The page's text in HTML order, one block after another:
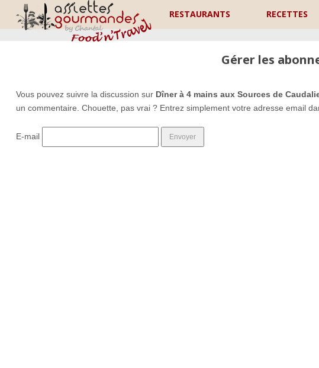
RESTAURANTS RECETTES
Gérer les
Vous pouvez suivre la discussion sur Dîner à 4 mains aux Sources de
un commentaire. Chouette, pas vrai ? Entrez simplement votre adresse email
E-mail